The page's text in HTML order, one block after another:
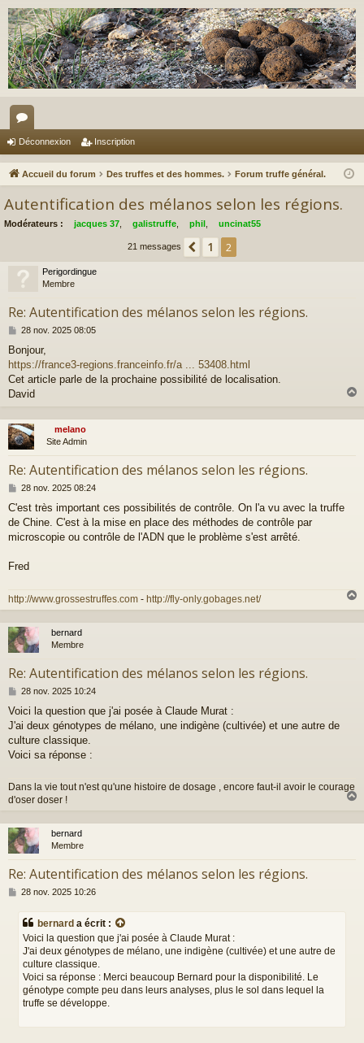
or
u
Déconnexion Inscription
Accueil du forum Des truffes et des hommes. Forum truffe général.
Autentification des mélanos selon les régions.
Modérateurs : jacques 37 galistruffe phil uncinat55
21 messages Précédent
1 2
Perigordingue
Membre
Re: Autentification des mélanos selon les régions.
M
s
s
a
g
28 nov. 2025 08:05
Bonjour,
https://france3-regions.franceinfo.fr/a ... 53408.html
Cet article parle de la prochaine possibilité de localisation.
David
u
melano
Site Admin
Re: Autentification des mélanos selon les régions.
M
s
s
a
28 nov. 2025 08:24
C'est très important ces possibilités de contrôle. On l'a vu avec la truffe
de Chine. C'est à la mise en place des méthodes de contrôle par
microscopie ou contrôle de l'ADN que le problème s'est arrêté.
Fred
http://www.grossestruffes.com - http://fly-only.gobages.net/
a
bernard
Membre
Re: Autentification des mélanos selon les régions.
M
s
s
a
g
28 nov. 2025 10:24
Voici la question que j'ai posée à Claude Murat :
J'ai deux génotypes de mélano, une indigène (cultivée) et une autre de
culture classique.
Voici sa réponse :
Dans la vie tout n'est qu'une histoire de dosage , encore faut-il avoir le courage
d'oser doser !
u
bernard
Membre
Re: Autentification des mélanos selon les régions.
M
s
28 nov. 2025 10:26
bernard a écrit :
Voici la question que j'ai posée à Claude Murat :
J'ai deux génotypes de mélano, une indigène (cultivée) et une autre de
culture classique.
Voici sa réponse : Merci beaucoup Bernard pour la disponibilité. Le
génotype compte peu dans leurs analyses, plus le sol dans lequel la
truffe se développe.